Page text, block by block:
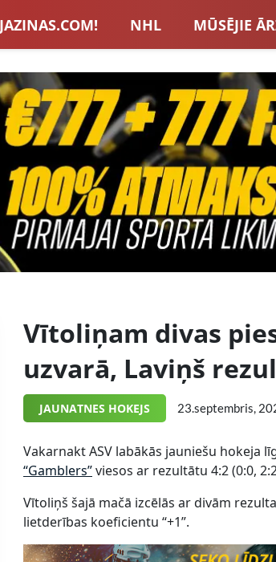
NHL MŪSĒJIE
EIROPA LVBET BONUSI
BLOGI INTERVIJAS
BONUSI VISAS ZIŅAS
Vītoliņam divas
uzvarā, Laviņš
JAUNATNES HOKEJS 23.septembris,
Vakarnakt ASV labākās jauniešu hokeja
“Gamblers”viesos ar rezultātu 4:2 (0:0,
Vītoliņš šajā mačā izcēlās ar divām
lietderības koeficientu “+1”.